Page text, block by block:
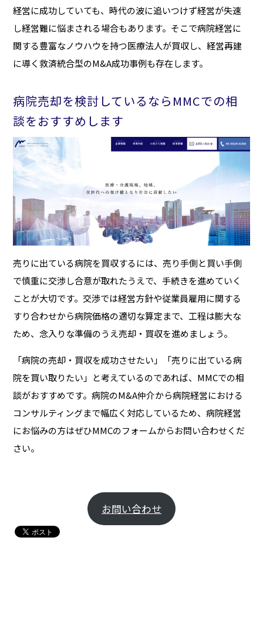
経営に成功していても、時代の波に追いつけず経営が失速
し経営難に悩まされる場合もあります。そこで病院経営に
関する豊富なノウハウを持つ医療法人が買収し、経営再建
に導く救済統合型のM&A成功事例も存在します。
病院売却を検討しているならMMCでの相
談をおすすめします
売りに出ている病院を買収するには、売り手側と買い手側
で慎重に交渉し合意が取れたうえで、手続きを進めていく
ことが大切です。交渉では経営方針や従業員雇用に関する
すり合わせから病院価格の適切な算定まで、工程は膨大な
ため、念入りな準備のうえ売却・買収を進めましょう。
「病院の売却・買収を成功させたい」「売りに出ている病
院を買い取りたい」と考えているのであれば、MMCでの相
談がおすすめです。病院のM&A仲介から病院経営における
コンサルティングまで幅広く対応しているため、病院経営
にお悩みの方はぜひMMCのフォームからお問い合わせくだ
さい。
お問い合わせ